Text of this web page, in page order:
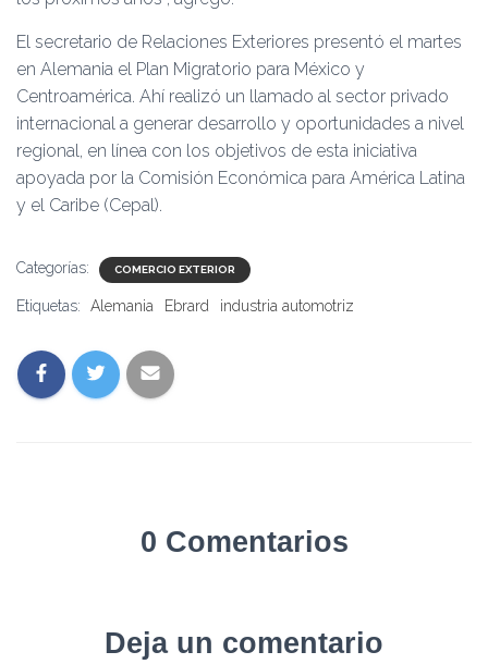
El secretario de Relaciones Exteriores presentó el martes
en Alemania el Plan Migratorio para México y
Centroamérica. Ahí realizó un llamado al sector privado
internacional a generar desarrollo y oportunidades a nivel
regional, en línea con los objetivos de esta iniciativa
apoyada por la Comisión Económica para América Latina
y el Caribe (Cepal).
Categorías: COMERCIO EXTERIOR
Etiquetas: Alemania Ebrard industria automotriz
0 Comentarios
Deja un comentario